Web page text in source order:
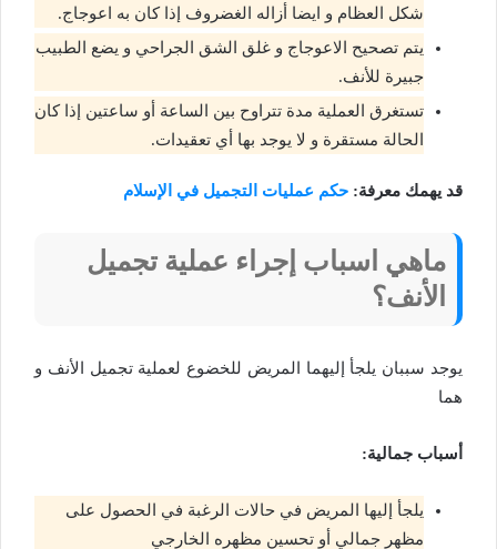
شكل العظام و ايضا أزاله الغضروف إذا كان به اعوجاج.
يتم تصحيح الاعوجاج و غلق الشق الجراحي و يضع الطبيب
جبيرة للأنف.
تستغرق العملية مدة تتراوح بين الساعة أو ساعتين إذا كان
الحالة مستقرة و لا يوجد بها أي تعقيدات.
قد يهمك معرفة: حكم عمليات التجميل في الإسلام
ماهي اسباب إجراء عملية تجميل
الأنف؟
يوجد سببان يلجأ إليهما المريض للخضوع لعملية تجميل الأنف و
هما
أسباب جمالية:
يلجأ إليها المريض في حالات الرغبة في الحصول على
مظهر جمالي أو تحسين مظهره الخارجي